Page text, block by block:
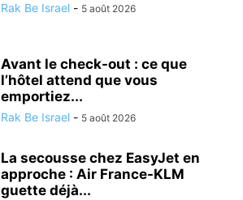
Rak Be Israel - 5 août 2026
Avant le check-out : ce que
l’hôtel attend que vous
emportiez...
Rak Be Israel - 5 août 2026
La secousse chez EasyJet en
approche : Air France-KLM
guette déjà...